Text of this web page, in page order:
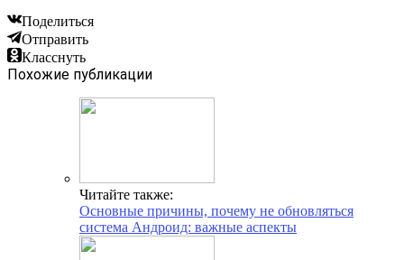
Поделиться
Отправить
Класснуть
Похожие публикации
Читайте также:
Основные причины, почему не обновляться
система Андроид: важные аспекты